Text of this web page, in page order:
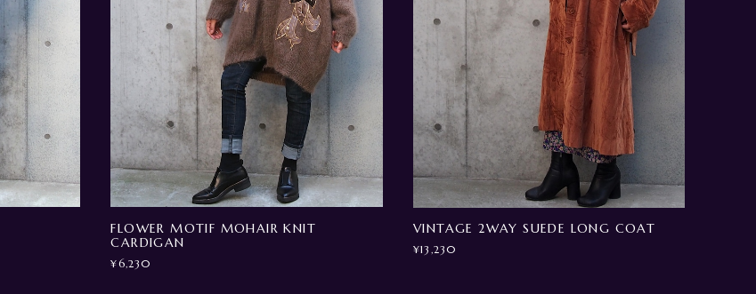
FLOWER MOTIF MOHAIR KNIT
CARDIGAN
¥6,230
VINTAGE 2WAY SUEDE LONG COAT
¥13,230